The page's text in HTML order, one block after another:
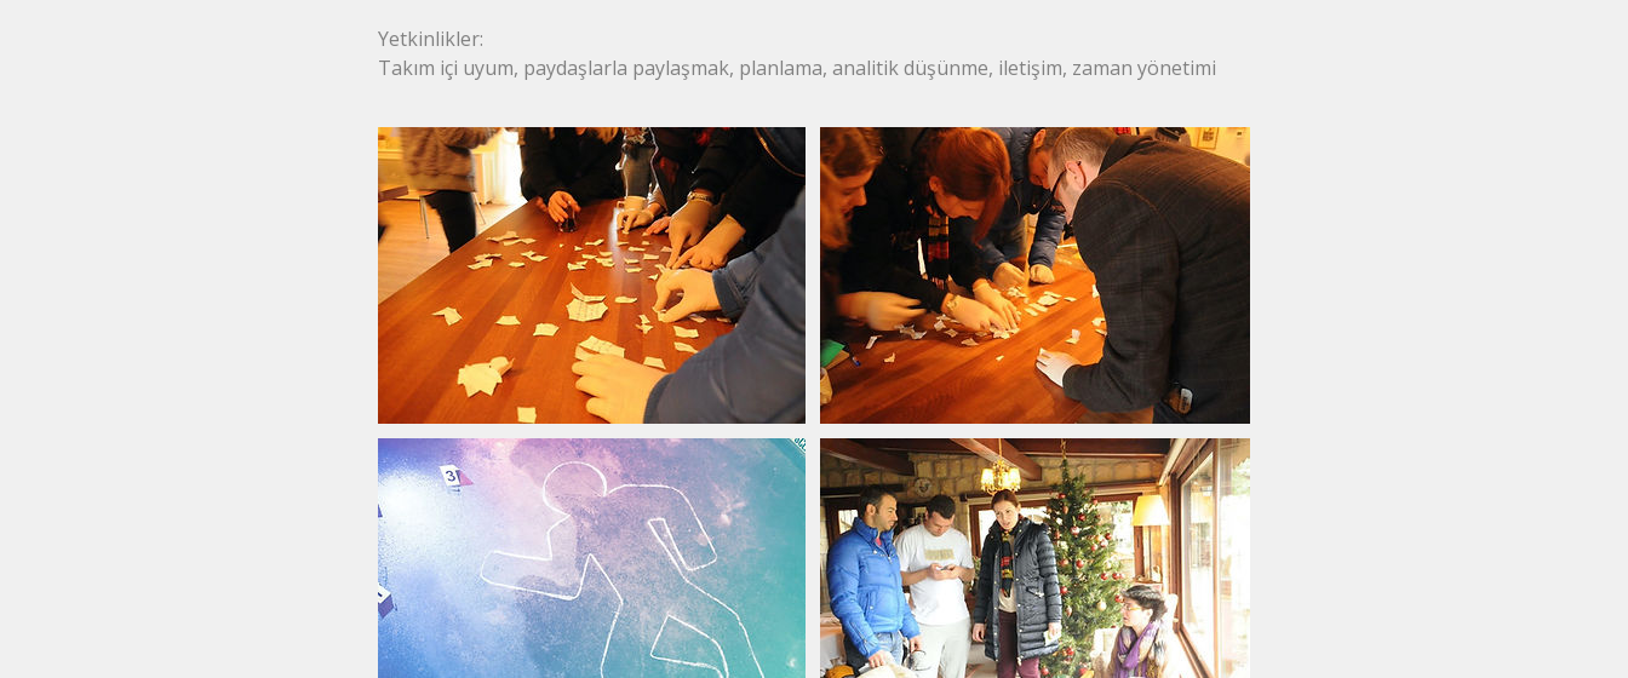
Yetkinlikler:
Takım içi uyum, paydaşlarla paylaşmak, planlama, analitik düşünme, iletişim, zaman yönetimi